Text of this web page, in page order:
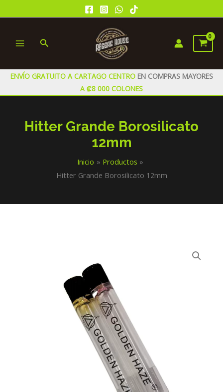
al
MENU
Buscar
ENVÍO GRATUITO A CARTAGO CENTRO EN COMPRAS MAYORES
A ₡8 000 COLONES
Hitter Grande Borosilicato
12mm
Inicio
Productos
Hitter Grande Borosilicato 12mm